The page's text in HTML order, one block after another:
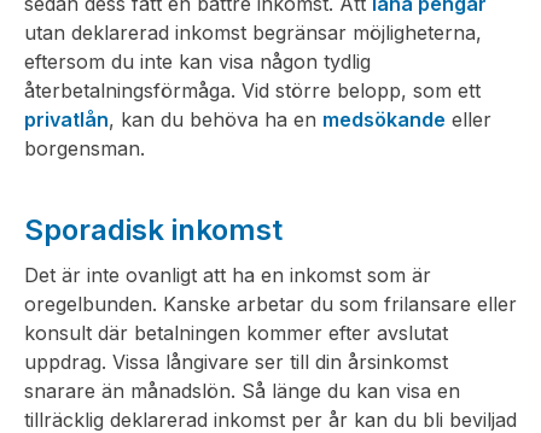
utan deklarerad inkomst begränsar möjligheterna,
eftersom du inte kan visa någon tydlig
återbetalningsförmåga. Vid större belopp, som ett
privatlån, kan du behöva ha en medsökande eller
borgensman.
Sporadisk inkomst
Det är inte ovanligt att ha en inkomst som är
oregelbunden. Kanske arbetar du som frilansare eller
konsult där betalningen kommer efter avslutat
uppdrag. Vissa långivare ser till din årsinkomst
snarare än månadslön. Så länge du kan visa en
tillräcklig deklarerad inkomst per år kan du bli beviljad